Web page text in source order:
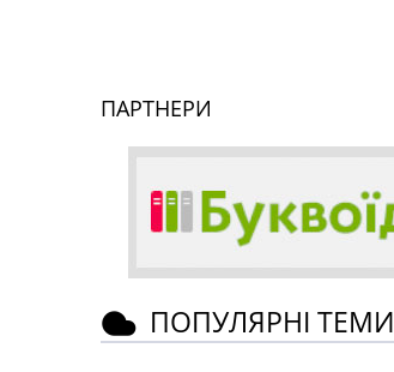
ПАРТНЕРИ
ПОПУЛЯРНІ ТЕМИ